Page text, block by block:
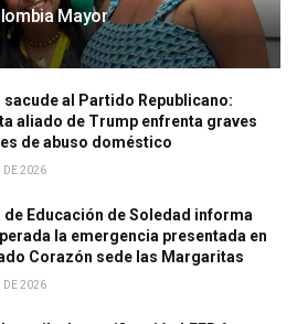
Mayor
sacude al Partido Republicano:
aliado de Trump enfrenta graves
de abuso doméstico
DE 2026
Educación de Soledad informa
la emergencia presentada en
Corazón sede las Margaritas
DE 2026